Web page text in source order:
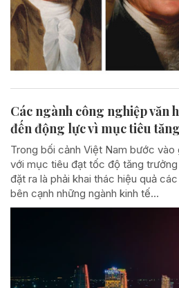
Các ngành công nghiệp văn
đến động lực vì mục tiêu
Trong bối cảnh Việt Nam bước vào
với mục tiêu đạt tốc độ tăng
đặt ra là phải khai thác hiệu quả
bên cạnh những ngành kinh tế...